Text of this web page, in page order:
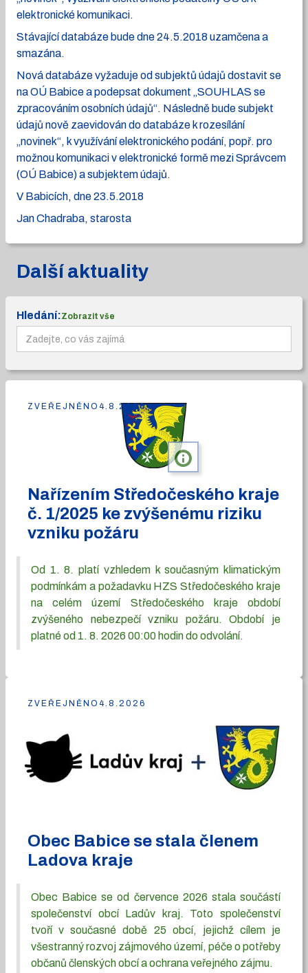
elektronické komunikaci.
Stávající databáze bude dne 24.5.2018 uzamčena a
smazána.
Nová databáze vyžaduje od subjektů údajů dostavit se
na OÚ Babice a podepsat dokument „SOUHLAS se
zpracováním osobních údajů“. Následně bude subjekt
údajů nově zaevidován do databáze k rozesílání
„novinek“, k využívání elektronického podání, popř. pro
možnou komunikaci v elektronické formě mezi Správcem
(OÚ Babice) a subjektem údajů.
V Babicích, dne 23.5.2018
Jan Chadraba, starosta
Další aktuality
Hledání:Zobrazit vše
info
Nařízením Středočeského kraje
č. 1/2025 ke zvýšenému riziku
vzniku požáru
Od 1. 8. platí vzhledem k současným klimatickým
podmínkám a požadavku HZS Středočeského kraje
na celém území Středočeského kraje období
zvýšeného nebezpečí vzniku požáru. Období je
platné od 1. 8. 2026 00:00 hodin do odvolání.
ZVEŘEJNĚNO 4.8.2026
Obec Babice se stala členem
Ladova kraje
Obec Babice se od července 2026 stala součástí
společenství obcí Ladův kraj. Toto společenství
tvoří v současné době 25 obcí, jejichž cílem je
všestranný rozvoj zájmového území, péče o potřeby
občanů členských obcí a ochrana veřejného zájmu.
ZVEŘEJNĚNO 4.8.2026